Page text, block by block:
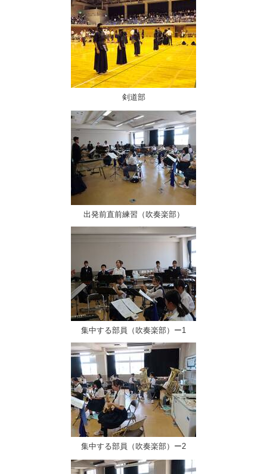
剣道部
出発前直前練習（吹奏楽部）
集中する部員（吹奏楽部）ー1
集中する部員（吹奏楽部）ー2